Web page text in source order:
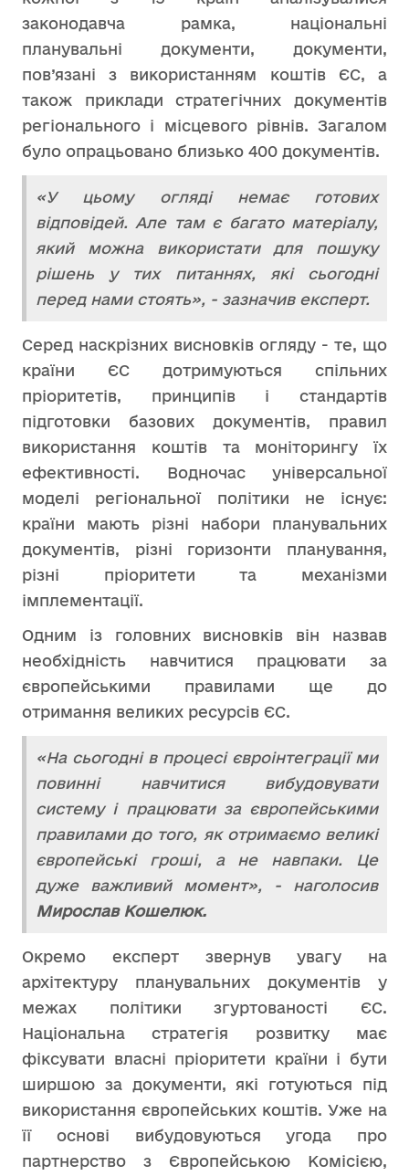
законодавча рамка, національні
планувальні документи, документи,
пов’язані з використанням коштів ЄС, а
також приклади стратегічних документів
регіонального і місцевого рівнів. Загалом
було опрацьовано близько 400 документів.
«У цьому огляді немає готових
відповідей. Але там є багато матеріалу,
який можна використати для пошуку
рішень у тих питаннях, які сьогодні
перед нами стоять», - зазначив експерт.
Серед наскрізних висновків огляду - те, що
країни ЄС дотримуються спільних
пріоритетів, принципів і стандартів
підготовки базових документів, правил
використання коштів та моніторингу їх
ефективності. Водночас універсальної
моделі регіональної політики не існує:
країни мають різні набори планувальних
документів, різні горизонти планування,
різні пріоритети та механізми
імплементації.
Одним із головних висновків він назвав
необхідність навчитися працювати за
європейськими правилами ще до
отримання великих ресурсів ЄС.
«На сьогодні в процесі євроінтеграції ми
повинні навчитися вибудовувати
систему і працювати за європейськими
правилами до того, як отримаємо великі
європейські гроші, а не навпаки. Це
дуже важливий момент», - наголосив
Мирослав Кошелюк.
Окремо експерт звернув увагу на
архітектуру планувальних документів у
межах політики згуртованості ЄС.
Національна стратегія розвитку має
фіксувати власні пріоритети країни і бути
ширшою за документи, які готуються під
використання європейських коштів. Уже на
її основі вибудовуються угода про
партнерство з Європейською Комісією,